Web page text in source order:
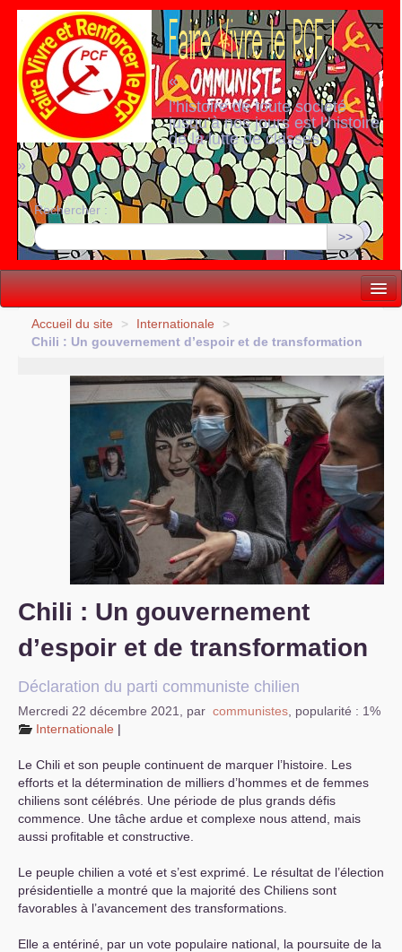
«
l’histoire de toute société
jusqu’à nos jours est l’histoire
de la lutte de classes
»
Rechercher :
>>
Vie politique
Internationale
Comprendre...
Vie du site
Accueil du site > Internationale
>
Chili : Un gouvernement d’espoir et de transformation
Chili : Un gouvernement
d’espoir et de transformation
Déclaration du parti communiste chilien
Mercredi 22 décembre 2021 par communistes popularité : 1%
Internationale |
Le Chili et son peuple continuent de marquer l’histoire. Les
efforts et la détermination de milliers d’hommes et de femmes
chiliens sont célébrés. Une période de plus grands défis
commence. Une tâche ardue et complexe nous attend, mais
aussi profitable et constructive.
Le peuple chilien a voté et s’est exprimé. Le résultat de l’élection
présidentielle a montré que la majorité des Chiliens sont
favorables à l’avancement des transformations.
Elle a entériné, par un vote populaire national, la poursuite de la